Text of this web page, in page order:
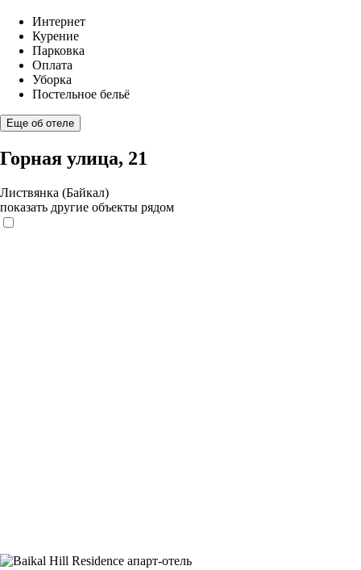
Интернет
Курение
Парковка
Оплата
Уборка
Постельное бельё
Еще об отеле
Горная улица, 21
Листвянка (Байкал)
показать другие объекты рядом